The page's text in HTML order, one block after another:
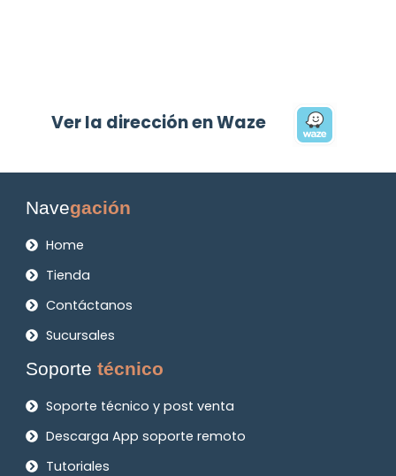
Ver la dirección en Waze
Navegación
Home
Tienda
Contáctanos
Sucursales
Soportetécnico
Soporte técnico y post venta
Descarga App soporte remoto
Tutoriales